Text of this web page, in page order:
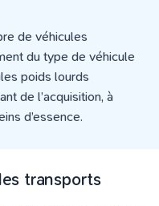
de véhicules
du type de véhicule
poids lourds
de l’acquisition, à
d’essence.
transports